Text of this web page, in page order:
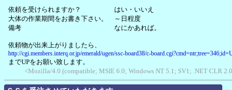
依頼を受けられますか？ はい・いいえ
大体の作業期間をお書き下さい。 ～日程度
備考 なにかあれば。
依頼物が出来上がりましたら、
http://cgi.members.interq.or.jp/emerald/ugen/ssc-board38/c-
までUPをお願い致します。
<Mozilla/4.0 (compatible; MSIE 6.0; Windows NT 5.1; SV1; .NET CLR